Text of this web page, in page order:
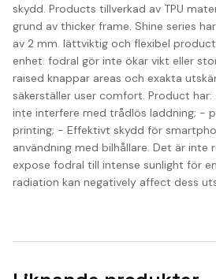
skydd. Products tillverkad av TPU
grund av thicker frame. Shine series
av 2 mm. lättviktig och flexibel
enhet. fodral gör inte ökar vikt eller
raised knappar areas och exakta
säkerställer user comfort. Product
inte interfere med trådlös laddning; -
printing; - Effektivt skydd för
användning med bilhållare. Det är inte
expose fodral till intense sunlight för
radiation kan negatively affect dess